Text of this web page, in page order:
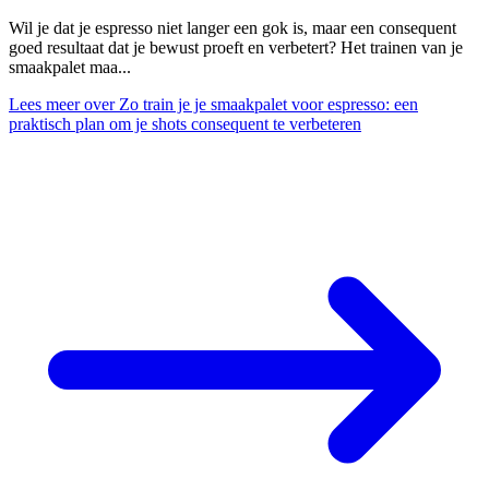
Wil je dat je espresso niet langer een gok is, maar een consequent
goed resultaat dat je bewust proeft en verbetert? Het trainen van je
smaakpalet maa...
Lees meerover Zo train je je smaakpalet voor espresso: een
praktisch plan om je shots consequent te verbeteren